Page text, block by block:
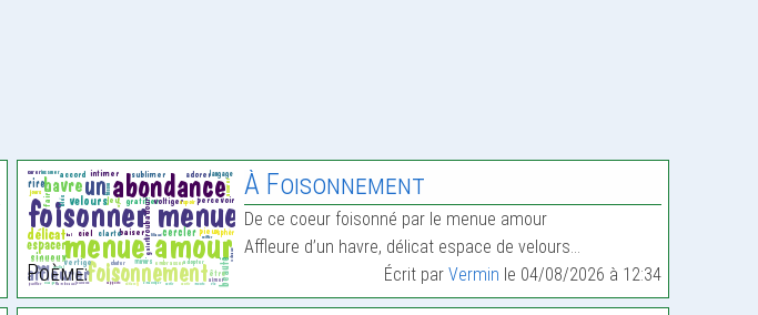
Poème:
À Foisonnement
De ce coeur foisonné par le menue amour
Affleure d’un havre, délicat espace de velours…
Écrit parVermin le 04/08/2026 à 12:34